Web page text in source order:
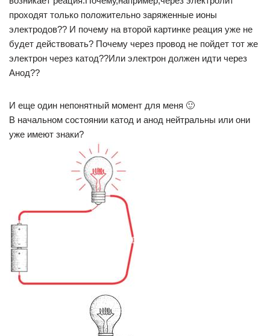
проходят только положительно заряженные ионы
электродов?? И почему на второй картинке реация уже не
будет действовать? Почему через провод не пойдет тот же
электрон через катод??Или электрон должен идти через
Анод??
И еще один непонятный момент для меня 🙂
В начальном состоянии катод и анод нейтральны или они
уже имеют знаки?